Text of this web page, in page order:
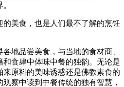
的美食，也是人们最不了解的烹饪
地品尝美食，与当地的食材商、
和食肆中体味中餐的独韵。无论是
原料的美味诱惑还是佛教素食的
察中读到中餐传统的独有智慧，